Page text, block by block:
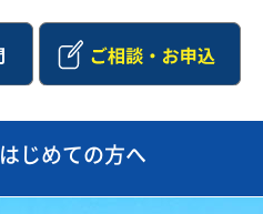
はじめての方へ